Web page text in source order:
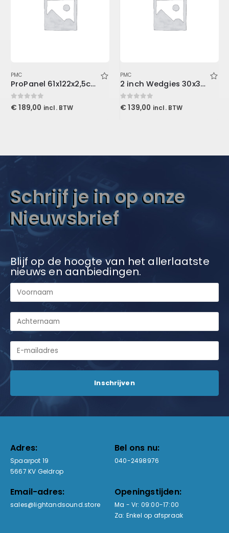
PMC
ProPanel 61x122x2,5cm, Beveled Edge, Slate
0out of 5
€ 189,00 incl. BTW
PMC
2 inch Wedgies 30x30x5cm, Purple
0out of 5
€ 139,00 incl. BTW
Schrijf je in op onze
Nieuwsbrief
Blijf op de hoogte van het allerlaatste
nieuws en aanbiedingen.
Adres:
Spaarpot 19
5667 KV Geldrop
Bel ons nu:
040-2498976
Email-adres:
sales@lightandsound.store
Openingstijden:
Ma - Vr: 09:00-17:00
Za: Enkel op afspraak